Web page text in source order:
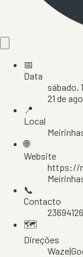
📅
Data
sábado,
21 de
📍
Local
🌐
Website
https://
📞
Contacto
🗺️
Direções
Waze|